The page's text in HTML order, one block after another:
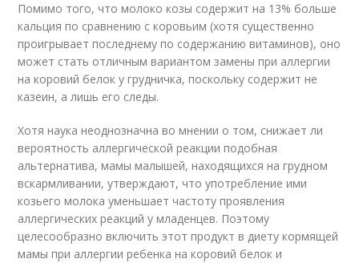
Помимо того, что молоко козы содержит на 13% больше
кальция по сравнению с коровьим (хотя существенно
проигрывает последнему по содержанию витаминов), оно
может стать отличным вариантом замены при аллергии
на коровий белок у грудничка, поскольку содержит не
казеин, а лишь его следы.
Хотя наука неоднозначна во мнении о том, снижает ли
вероятность аллергической реакции подобная
альтернатива, мамы малышей, находящихся на грудном
вскармливании, утверждают, что употребление ими
козьего молока уменьшает частоту проявления
аллергических реакций у младенцев. Поэтому
целесообразно включить этот продукт в диету кормящей
мамы при аллергии ребенка на коровий белок и